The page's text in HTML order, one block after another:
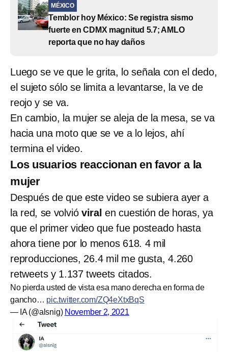
MÉXICO
Temblor hoy México: Se registra sismo
fuerte en CDMX magnitud 5.7; AMLO
reporta que no hay daños
Luego se ve que le grita, lo señala con el dedo,
el sujeto sólo se limita a levantarse, la ve de
reojo y se va.
En cambio, la mujer se aleja de la mesa, se va
hacia una moto que se ve a lo lejos, ahí
termina el video.
Los usuarios reaccionan en favor a la
mujer
Después de que este video se subiera ayer a
la red, se volvió viral en cuestión de horas, ya
que el primer video que fue posteado hasta
ahora tiene por lo menos 618. 4 mil
reproducciones, 26.4 mil me gusta, 4.260
retweets y 1.137 tweets citados.
No pierda usted de vista esa mano derecha en forma de
gancho… pic.twitter.com/ZQ4eXtxBqS
— IA (@alsnig) November 2, 2021